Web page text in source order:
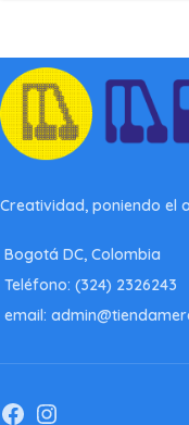
Creatividad, poniendo el
Bogotá DC, Colombia
Teléfono: (324) 2326243
email: